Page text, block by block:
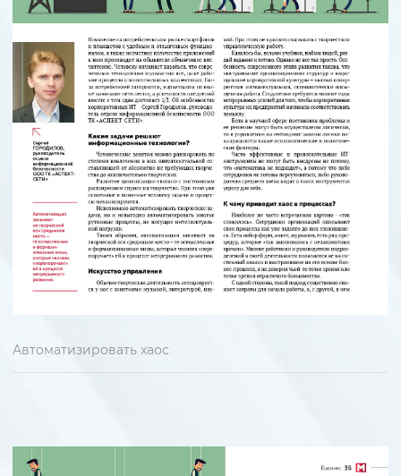
Автоматизировать хаос